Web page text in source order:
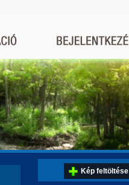
Kép feltöltése